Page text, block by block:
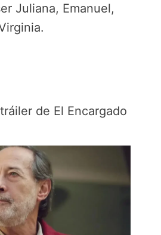
Juliana, Emanuel,
de El Encargado